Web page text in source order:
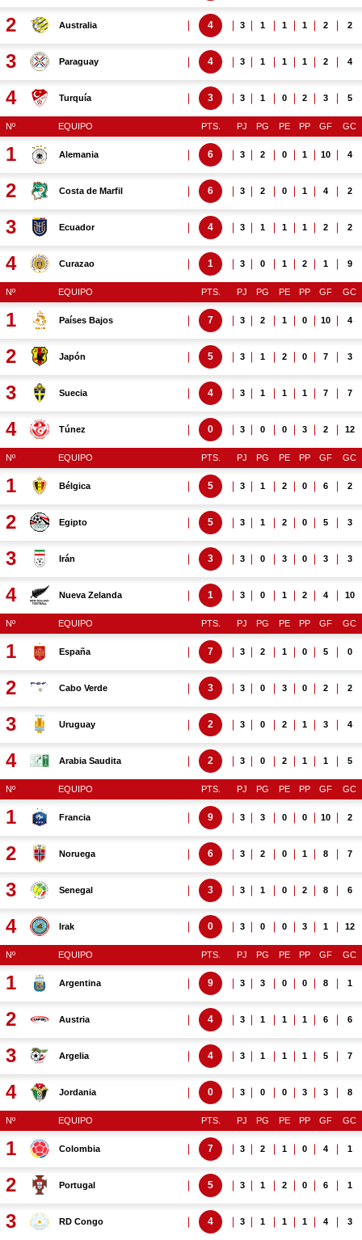
2 Australia 4 3 1 1 1 2 2
3 Paraguay 4 3 1 1 1 2 4
4 Turquía 3 3 1 0 2 3 5
Nº EQUIPO PTS. PJ PG PE PP GF GC
1 Alemania 6 3 2 0 1 10 4
2 Costa de Marfil 6 3 2 0 1 4 2
3 Ecuador 4 3 1 1 1 2 2
4 Curazao 1 3 0 1 2 1 9
Nº EQUIPO PTS. PJ PG PE PP GF GC
1 Países Bajos 7 3 2 1 0 10 4
2 Japón 5 3 1 2 0 7 3
3 Suecia 4 3 1 1 1 7 7
4 Túnez 0 3 0 0 3 2 12
Nº EQUIPO PTS. PJ PG PE PP GF GC
1 Bélgica 5 3 1 2 0 6 2
2 Egipto 5 3 1 2 0 5 3
3 Irán 3 3 0 3 0 3 3
4 Nueva Zelanda 1 3 0 1 2 4 10
Nº EQUIPO PTS. PJ PG PE PP GF GC
1 España 7 3 2 1 0 5 0
2 Cabo Verde 3 3 0 3 0 2 2
3 Uruguay 2 3 0 2 1 3 4
4 Arabia Saudita 2 3 0 2 1 1 5
Nº EQUIPO PTS. PJ PG PE PP GF GC
1 Francia 9 3 3 0 0 10 2
2 Noruega 6 3 2 0 1 8 7
3 Senegal 3 3 1 0 2 8 6
4 Irak 0 3 0 0 3 1 12
Nº EQUIPO PTS. PJ PG PE PP GF GC
1 Argentina 9 3 3 0 0 8 1
2 Austria 4 3 1 1 1 6 6
3 Argelia 4 3 1 1 1 5 7
4 Jordania 0 3 0 0 3 3 8
Nº EQUIPO PTS. PJ PG PE PP GF GC
1 Colombia 7 3 2 1 0 4 1
2 Portugal 5 3 1 2 0 6 1
3 RD Congo 4 3 1 1 1 4 3